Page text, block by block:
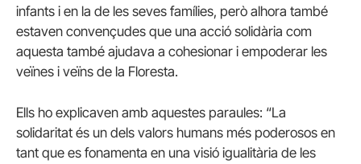
infants i en la de les seves famílies, però alhora també
estaven convençudes que una acció solidària com
aquesta també ajudava a cohesionar i empoderar les
veïnes i veïns de la Floresta.
Ells ho explicaven amb aquestes paraules: “La
solidaritat és un dels valors humans més poderosos en
tant que es fonamenta en una visió igualitària de les